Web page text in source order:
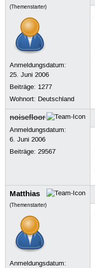
(Themenstarter)
Anmeldungsdatum:
25. Juni 2006
Beiträge: 1277
Wohnort: Deutschland
noisefloor
Anmeldungsdatum:
6. Juni 2006
Beiträge:29567
Matthias
(Themenstarter)
Anmeldungsdatum: